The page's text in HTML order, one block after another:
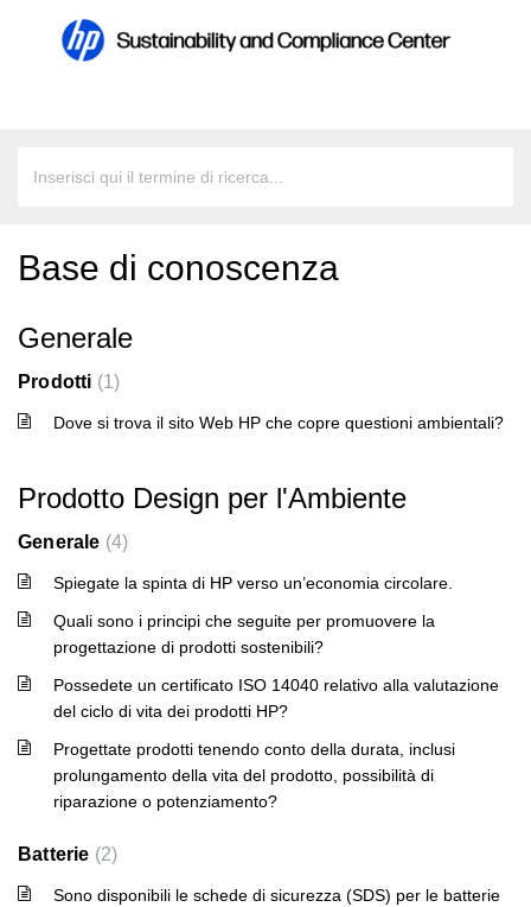
Base di conoscenza
Generale
Prodotti 1
Dove si trova il sito Web HP che copre questioni ambientali?
Prodotto Design per l'Ambiente
Generale 4
Spiegate la spinta di HP verso un’economia circolare.
Quali sono i principi che seguite per promuovere la
progettazione di prodotti sostenibili?
Possedete un certificato ISO 14040 relativo alla valutazione
del ciclo di vita dei prodotti HP?
Progettate prodotti tenendo conto della durata, inclusi
prolungamento della vita del prodotto, possibilità di
riparazione o potenziamento?
Batterie 2
Sono disponibili le schede di sicurezza (SDS) per le batterie